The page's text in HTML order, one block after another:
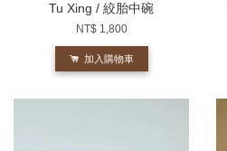
Tu Xing / 絞胎中碗
NT$ 1,800
加入購物車